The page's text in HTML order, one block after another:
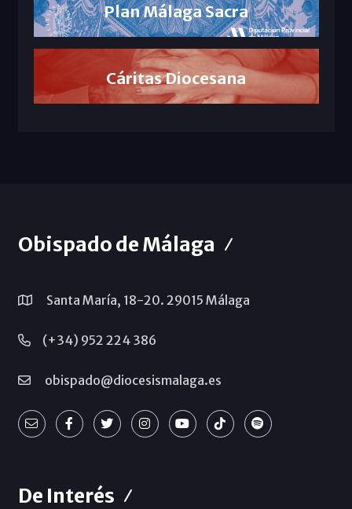
Plan Málaga Sacra
Cáritas Diocesana
Obispado de Málaga
Santa María, 18-20. 29015 Málaga
(+34) 952 224 386
obispado@diocesismalaga.es
De Interés